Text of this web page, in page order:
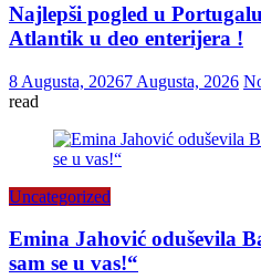
Najlepši pogled u
Atlantik u deo enterijera !
8 Augusta, 20267 Augusta, 2026
read
Uncategorized
Emina Jahović oduševila
sam se u vas!“